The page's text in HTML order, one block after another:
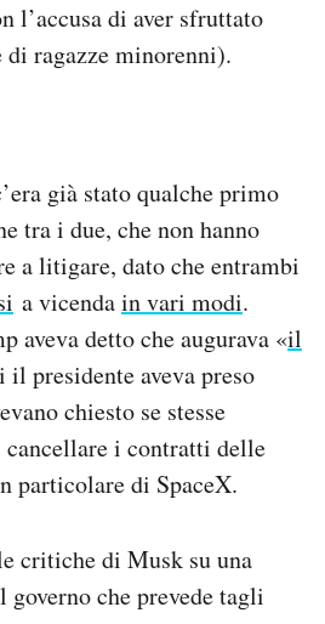
l’accusa di aver sfruttato
di ragazze minorenni).
già stato qualche primo
tra i due, che non hanno
a litigare, dato che entrambi
a vicendain vari modi.
aveva detto che augurava «il
il presidente aveva preso
chiesto se stesse
cancellare i contratti delle
particolare di SpaceX.
critiche di Musk su una
governo che prevede tagli